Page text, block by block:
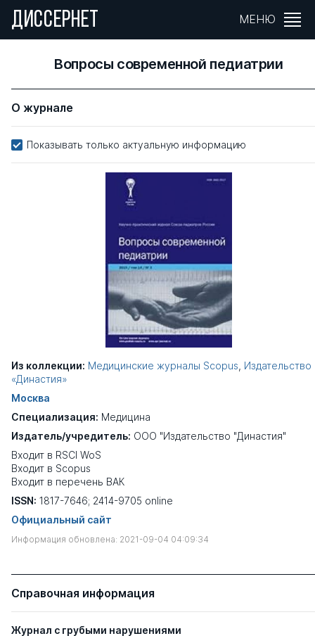
ДИССЕРНЕТ МЕНЮ
Вопросы современной педиатрии
О журнале
Показывать только актуальную информацию
Из коллекции: Медицинские журналы Scopus Издательство
«Династия»
Москва
Специализация: Медицина
Издатель/учредитель: ООО "Издательство "Династия"
Входит в RSCI WoS
Входит в Scopus
Входит в перечень ВАК
ISSN: 1817-7646; 2414-9705 online
Официальный сайт
Информация обновлена: 2021-09-04 04:09:34
Справочная информация
Журнал с грубыми нарушениями